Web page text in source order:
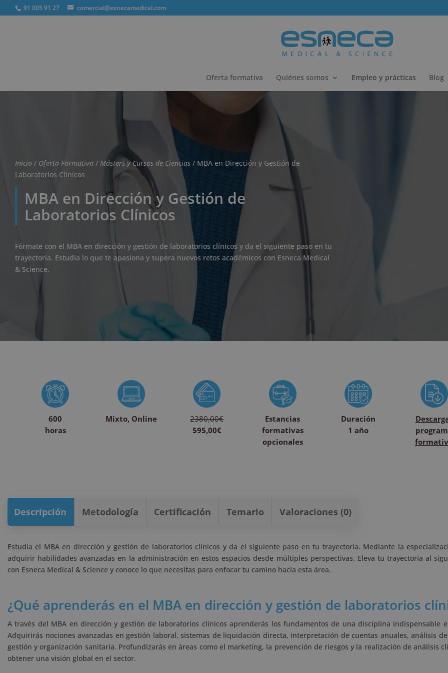
91 005 91 27 comercial@esnecamedical.com
Oferta formativa Quiénes somos Empleo y prácticas Blog
Búsqueda
Inicio / Oferta Formativa / Másters y Cursos de Ciencias / MBA en Dirección y Gestión de
Laboratorios Clínicos
MBA en Dirección y Gestión de
Laboratorios Clínicos
Fórmate con el MBA en dirección y gestión de laboratorios clínicos y da el siguiente paso en tu
trayectoria. Estudia lo que te apasiona y supera nuevos retos académicos con Esneca Medical
& Science.
600
horas
Mixto, Online
2380,00€
595,00€
Estancias
formativas
opcionales
Duración
1 año
Descripción Metodología Certificación Temario Valoraciones (0)
Estudia el MBA en dirección y gestión de laboratorios clínicos y da el siguiente paso en tu trayectoria. Mediante la
adquirir habilidades avanzadas en la administración en estos espacios desde múltiples perspectivas. Eleva tu trayectoria al
con Esneca Medical & Science y conoce lo que necesitas para enfocar tu camino hacia esta área.
¿Qué aprenderás en el MBA en dirección y gestión de laboratorios
A través del MBA en dirección y gestión de laboratorios clínicos aprenderás los fundamentos de una disciplina indispensable
Adquirirás nociones avanzadas en gestión laboral, sistemas de liquidación directa, interpretación de cuentas anuales, análisis
gestión y organización sanitaria. Profundizarás en áreas como el marketing, la prevención de riesgos y la realización de análisis
obtener una visión global en el sector.